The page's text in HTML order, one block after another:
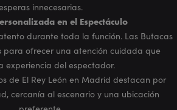
innecesarias.
en el Espectáculo
durante toda la función. Las Butacas
para ofrecer una atención cuidada que
experiencia del espectador.
de El Rey León en Madrid destacan por
cercanía al escenario y una ubicación